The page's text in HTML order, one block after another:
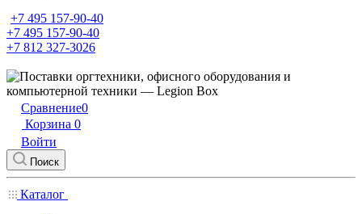
+7 495 157-90-40
+7 495 157-90-40
+7 812 327-3026
Сравнение0
Корзина 0
Войти
Поиск
Каталог